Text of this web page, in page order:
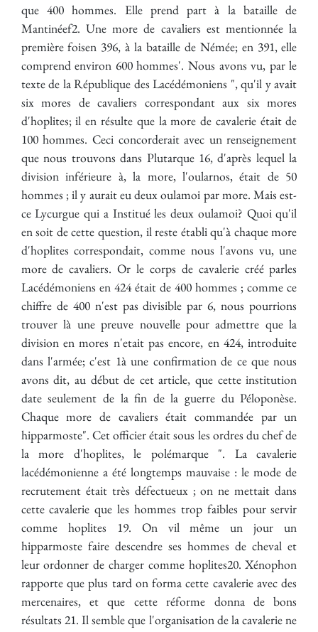
que 400 hommes. Elle prend part à la bataille de
Mantinéef2. Une more de cavaliers est mentionnée la
première foisen 396, à la bataille de Némée; en 391, elle
comprend environ 600 hommes'. Nous avons vu, par le
texte de la République des Lacédémoniens ", qu'il y avait
six mores de cavaliers correspondant aux six mores
d'hoplites; il en résulte que la more de cavalerie était de
100 hommes. Ceci concorderait avec un renseignement
que nous trouvons dans Plutarque 16, d'après lequel la
division inférieure à, la more, l'oularnos, était de 50
hommes ; il y aurait eu deux oulamoi par more. Mais est-
ce Lycurgue qui a Institué les deux oulamoi? Quoi qu'il
en soit de cette question, il reste établi qu'à chaque more
d'hoplites correspondait, comme nous l'avons vu, une
more de cavaliers. Or le corps de cavalerie créé parles
Lacédémoniens en 424 était de 400 hommes ; comme ce
chiffre de 400 n'est pas divisible par 6, nous pourrions
trouver là une preuve nouvelle pour admettre que la
division en mores n'etait pas encore, en 424, introduite
dans l'armée; c'est 1à une confirmation de ce que nous
avons dit, au début de cet article, que cette institution
date seulement de la fin de la guerre du Péloponèse.
Chaque more de cavaliers était commandée par un
hipparmoste". Cet officier était sous les ordres du chef de
la more d'hoplites, le polémarque ". La cavalerie
lacédémonienne a été longtemps mauvaise : le mode de
recrutement était très défectueux ; on ne mettait dans
cette cavalerie que les hommes trop faibles pour servir
comme hoplites 19. On vil même un jour un
hipparmoste faire descendre ses hommes de cheval et
leur ordonner de charger comme hoplites20. Xénophon
rapporte que plus tard on forma cette cavalerie avec des
mercenaires, et que cette réforme donna de bons
résultats 21. Il semble que l'organisation de la cavalerie ne